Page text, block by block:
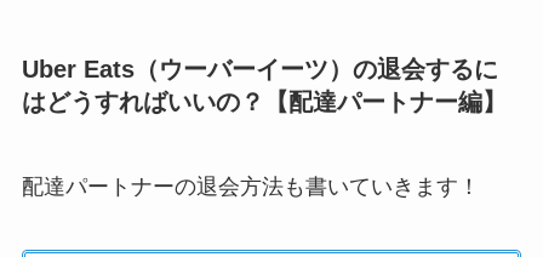
Uber Eats（ウーバーイーツ）の退会するに
はどうすればいいの？【配達パートナー編】
配達パートナーの退会方法も書いていきます！